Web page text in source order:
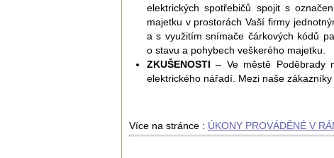
elektrických spotřebičů spojit s
majetku v prostorách Vaší firmy
a s využitím snímače čárkových kódů
o stavu a pohybech veškerého majetku.
ZKUŠENOSTI – Ve městě Poděbrady
elektrického nářadí. Mezi naše
Více na stránce : ÚKONY PROVÁDĚNÉ V